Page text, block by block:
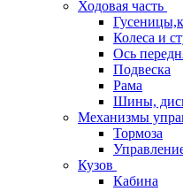
Ходовая часть
Колеса и
Ось
Подвеска
Рама
Шины,
Механизмы
Тормоза
Кузов
Кабина